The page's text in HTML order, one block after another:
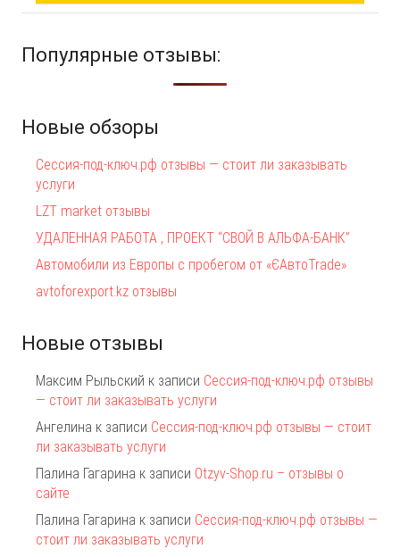
Популярные отзывы:
Новые обзоры
Сессия-под-ключ.рф отзывы — стоит ли заказывать
услуги
LZT market отзывы
УДАЛЕННАЯ РАБОТА , ПРОЕКТ “СВОЙ В АЛЬФА-БАНК”
Автомобили из Европы с пробегом от «ЄАвтоTrаde»
avtoforexport.kz отзывы
Новые отзывы
Максим Рыльский к записи Сессия-под-ключ.рф отзывы
— стоит ли заказывать услуги
Ангелина к записи Сессия-под-ключ.рф отзывы — стоит
ли заказывать услуги
Палина Гагарина к записи Otzyv-Shop.ru – отзывы о
сайте
Палина Гагарина к записи Сессия-под-ключ.рф отзывы —
стоит ли заказывать услуги